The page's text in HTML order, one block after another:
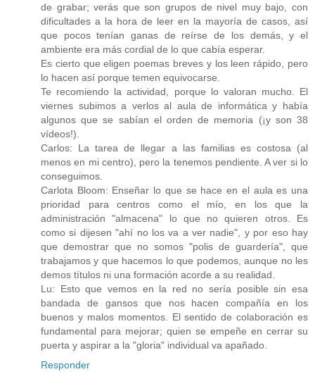
de grabar; verás que son grupos de nivel muy bajo, con
dificultades a la hora de leer en la mayoría de casos, así
que pocos tenían ganas de reírse de los demás, y el
ambiente era más cordial de lo que cabía esperar.
Es cierto que eligen poemas breves y los leen rápido, pero
lo hacen así porque temen equivocarse.
Te recomiendo la actividad, porque lo valoran mucho. El
viernes subimos a verlos al aula de informática y había
algunos que se sabían el orden de memoria (¡y son 38
vídeos!).
Carlos: La tarea de llegar a las familias es costosa (al
menos en mi centro), pero la tenemos pendiente. A ver si lo
conseguimos.
Carlota Bloom: Enseñar lo que se hace en el aula es una
prioridad para centros como el mío, en los que la
administración "almacena" lo que no quieren otros. Es
como si dijesen "ahí no los va a ver nadie", y por eso hay
que demostrar que no somos "polis de guardería", que
trabajamos y que hacemos lo que podemos, aunque no les
demos títulos ni una formación acorde a su realidad.
Lu: Esto que vemos en la red no sería posible sin esa
bandada de gansos que nos hacen compañía en los
buenos y malos momentos. El sentido de colaboración es
fundamental para mejorar; quien se empeñe en cerrar su
puerta y aspirar a la "gloria" individual va apañado.
Responder